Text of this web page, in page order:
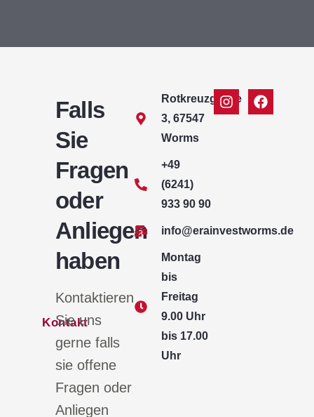
Kontakt
Falls
Sie
Fragen
oder
Anliegen
haben
Kontaktieren
Sie uns
gerne falls
sie offene
Fragen oder
Anliegen
Rotkreuzgasse
3, 67547
Worms
+49
(6241)
933 90 90
info@erainvestworms.de
Montag
bis
Freitag
9.00 Uhr
bis 17.00
Uhr